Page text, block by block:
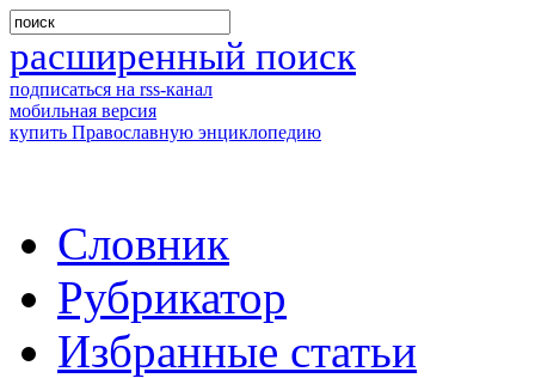
расширенный поиск
подписаться на rss-канал
мобильная версия
купить Православную энциклопедию
Словник
Рубрикатор
Избранные статьи